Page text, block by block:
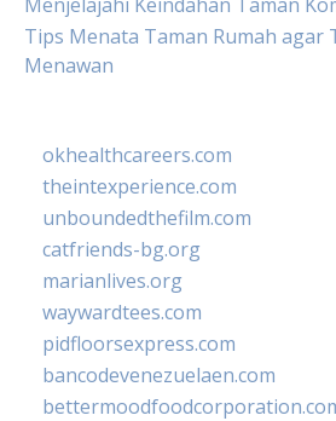
Tips Menata Taman Rumah agar
Menawan
okhealthcareers.com
theintexperience.com
unboundedthefilm.com
catfriends-bg.org
marianlives.org
waywardtees.com
pidfloorsexpress.com
bancodevenezuelaen.com